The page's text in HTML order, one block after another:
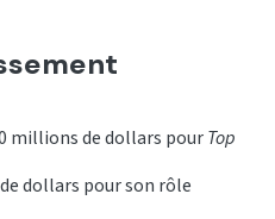
millions de dollars pourTop
dollars pour son rôle